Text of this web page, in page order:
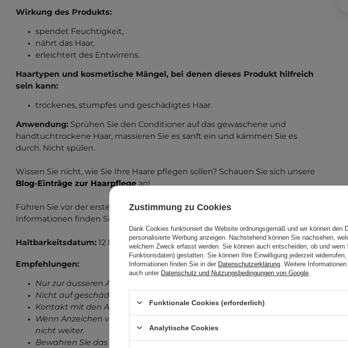
Wirkung des Produkts:
spendet Feuchtigkeit,
nährt das Haar,
erleichtert des Entwirrens.
Haartypen und kosmetische Mängel, bei denen dieses Produkt hilfreich
sein kann:
trockenes, stumpfes und geschädigtes Haar.
Anwendung: Sprühen Sie den Conditioner auf das gewaschene und
handtuchtrockene Haar, massieren Sie es sanft ein und kämmen Sie es
durch. Nicht spülen.
Wissen Sie nicht, wie Sie Ihre Haare pflegen sollen? Schauen Sie sich unsere
Blog-Einträge zur Haarpflege an!
Führen Sie vor der ersten Anwendung einen Allergietest durch. Weitere
Informationen finden Sie in unserem Beitrag zum
Haltbarkeitsdatum: 12 Monate nach dem Öffnen.
Empfehlungen:
Nur zur äusseren Anwendung.
Nicht auf geschädigter Haut anwenden.
Kontakt mit den Augen vermeiden.
Wenn Anzeichen von Reizungen auftreten, verwenden Sie das Produkt
nicht weiter.
Bewahren Sie das außerhalb der Reichweite von Kindern auf.
Zustimmung zu Cookies
Dank Cookies funktioniert die Website ordnungsgemäß und wir können den
personalisierte Werbung anzeigen. Nachstehend können Sie nachsehen,
welchem Zweck erfasst werden. Sie können auch entscheiden, ob und
Funktionsdaten) gestatten. Sie können Ihre Einwilligung jederzeit
Informationen finden Sie in der Datenschutzerklärung . Weitere
auch unter Datenschutz und Nutzungsbedingungen von Google
Funktionale Cookies (erforderlich)
Analytische Cookies